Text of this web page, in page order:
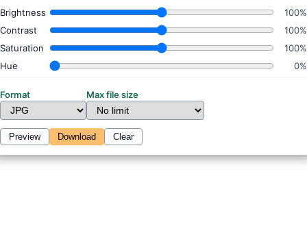
Brightness
100%
Contrast
100%
Saturation
100%
Hue
0%
Format Max file size
Preview Download Clear